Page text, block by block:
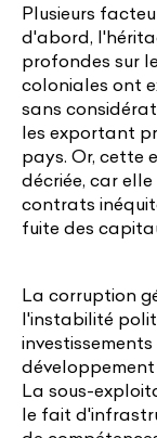
Plusieurs
d'abord,
profondes sur
coloniales ont
sans
les exportant
pays. Or, cette
décriée, car
contrats
fuite des
La corruption
l'instabilité
La sous-
le fait